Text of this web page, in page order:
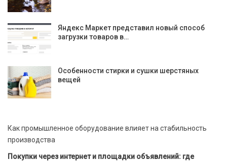
Яндекс Маркет представил новый способ
загрузки товаров в…
Особенности стирки и сушки шерстяных
вещей
Как промышленное оборудование влияет на стабильность
производства
Покупки через интернет и площадки объявлений: где